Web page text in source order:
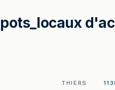
THIERS